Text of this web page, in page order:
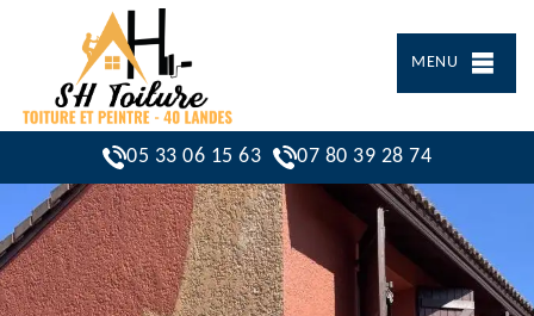
MENU
05 33 06 15 63 07 80 39 28 74